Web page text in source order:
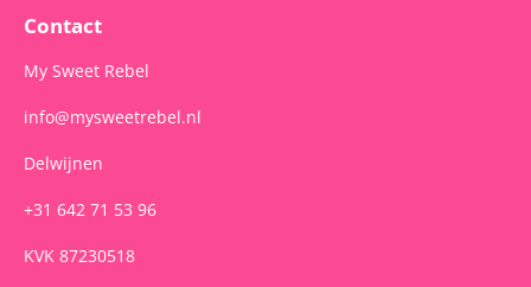
k
r
a
m
Contact
My Sweet Rebel
info@mysweetrebel.nl
Delwijnen
+31 642 71 53 96
KVK 87230518